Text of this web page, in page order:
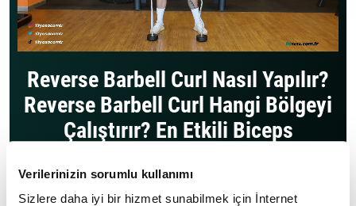
Verilerinizin sorumlu kullanımı
Sizlere daha iyi bir hizmet sunabilmek için İnternet
Reverse Barbell Curl Nasıl Yapılır?
Reverse Barbell Curl Hangi Bölgeyi
Çalıştırır? En Etkili Biceps